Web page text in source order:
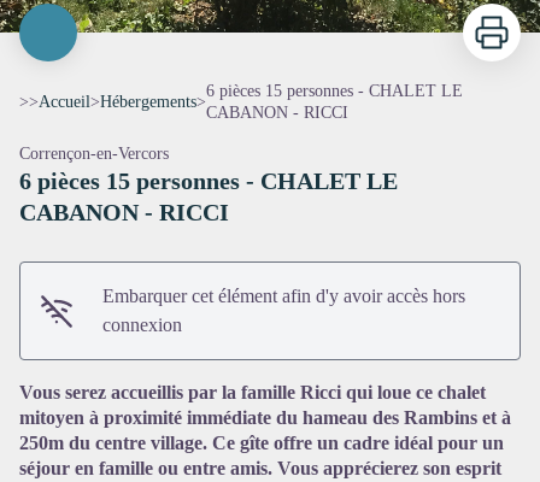
Voir l'image en plein écran
Imprimer
>>Accueil>Hébergements>
6 pièces 15 personnes - CHALET LE
CABANON - RICCI
Corrençon-en-Vercors
6 pièces 15 personnes - CHALET LE
CABANON - RICCI
Embarquer cet élément afin d'y avoir accès hors
connexion
Vous serez accueillis par la famille Ricci qui loue ce chalet
mitoyen à proximité immédiate du hameau des Rambins et à
250m du centre village. Ce gîte offre un cadre idéal pour un
séjour en famille ou entre amis. Vous apprécierez son esprit